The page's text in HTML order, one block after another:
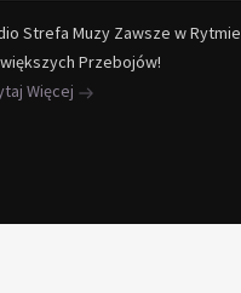
Strefa Muzy Zawsze w Rytmie
Przebojów!
Więcej